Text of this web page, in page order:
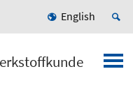
English